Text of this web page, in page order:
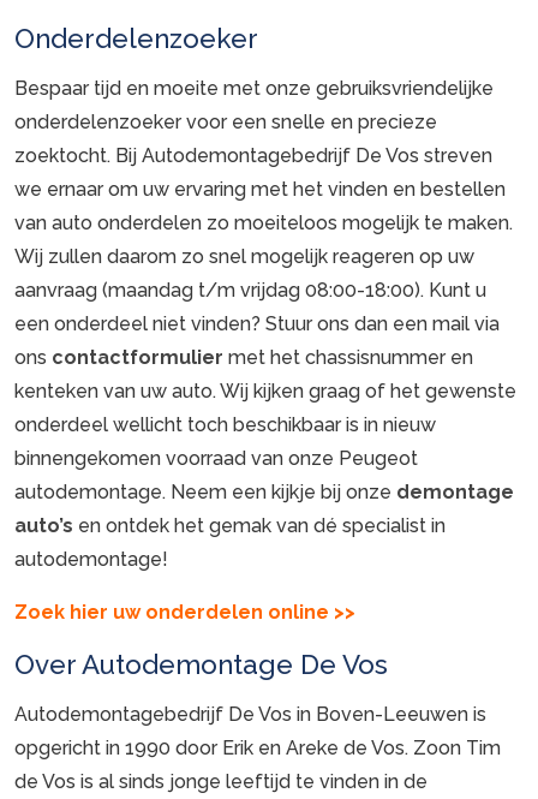
Onderdelenzoeker
Bespaar tijd en moeite met onze gebruiksvriendelijke
onderdelenzoeker voor een snelle en precieze
zoektocht. Bij Autodemontagebedrijf De Vos streven
we ernaar om uw ervaring met het vinden en bestellen
van auto onderdelen zo moeiteloos mogelijk te maken.
Wij zullen daarom zo snel mogelijk reageren op uw
aanvraag (maandag t/m vrijdag 08:00-18:00). Kunt u
een onderdeel niet vinden? Stuur ons dan een mail via
ons contactformulier met het chassisnummer en
kenteken van uw auto. Wij kijken graag of het gewenste
onderdeel wellicht toch beschikbaar is in nieuw
binnengekomen voorraad van onze Peugeot
autodemontage. Neem een kijkje bij onze demontage
auto’s en ontdek het gemak van dé specialist in
autodemontage!
Zoek hier uw onderdelen online >>
Over Autodemontage De Vos
Autodemontagebedrijf De Vos in Boven-Leeuwen is
opgericht in 1990 door Erik en Areke de Vos. Zoon Tim
de Vos is al sinds jonge leeftijd te vinden in de